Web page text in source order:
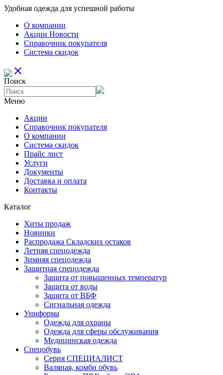
Удобная одежда для успешной работы
О компании
Aкции Новости
Справочник покупателя
Система скидок
close
Поиск
Меню
Aкции
Справочник покупателя
О компании
Система скидок
Прайс лист
Услуги
Документы
Доставка и оплата
Контакты
Каталог
Хиты продаж
Новинки
Распродажа Складских остаков
Летняя спецодежда
Зимняя спецодежда
Защитная спецодежда
Защита от повышенных температур
Защита от воды
Защита от ВБФ
Сигнальная одежда
Униформа
Одежда для охраны
Одежда для сферы обслуживания
Медицинская одежда
Спецобувь
Серия СПЕЦИАЛИСТ
Валяная, комби обувь